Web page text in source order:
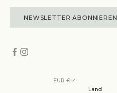
NEWSLETTER ABONNIEREN
EUR €
Land